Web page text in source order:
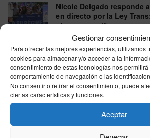
Gestionar
Para ofrecer las mejores experiencias, utilizamos
cookies para almacenar y/o acceder a la
consentimiento de estas tecnologías nos
comportamiento de navegación o las
No consentir o retirar el consentimiento, puede
ciertas características y funciones.
Aceptar
Nicole Delgado responde
en directo por la Ley
piense por mí”
05/08/2026
VER MÁS